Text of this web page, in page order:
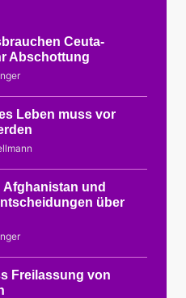
Ceuta-
Abschottung
Leben muss vor
und
über
Freilassung von